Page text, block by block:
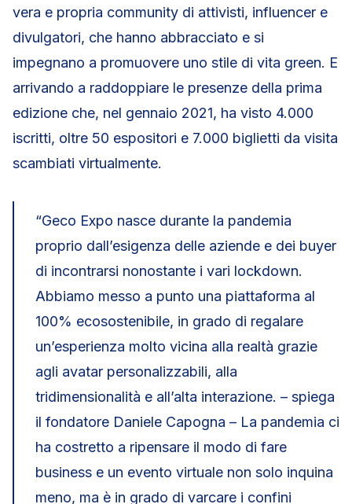
vera e propria community di attivisti, influencer e
divulgatori, che hanno abbracciato e si
impegnano a promuovere uno stile di vita green. E
arrivando a raddoppiare le presenze della prima
edizione che, nel gennaio 2021, ha visto 4.000
iscritti, oltre 50 espositori e 7.000 biglietti da visita
scambiati virtualmente.
“Geco Expo nasce durante la pandemia
proprio dall’esigenza delle aziende e dei buyer
di incontrarsi nonostante i vari lockdown.
Abbiamo messo a punto una piattaforma al
100% ecosostenibile, in grado di regalare
un’esperienza molto vicina alla realtà grazie
agli avatar personalizzabili, alla
tridimensionalità e all’alta interazione. – spiega
il fondatore Daniele Capogna – La pandemia ci
ha costretto a ripensare il modo di fare
business e un evento virtuale non solo inquina
meno, ma è in grado di varcare i confini